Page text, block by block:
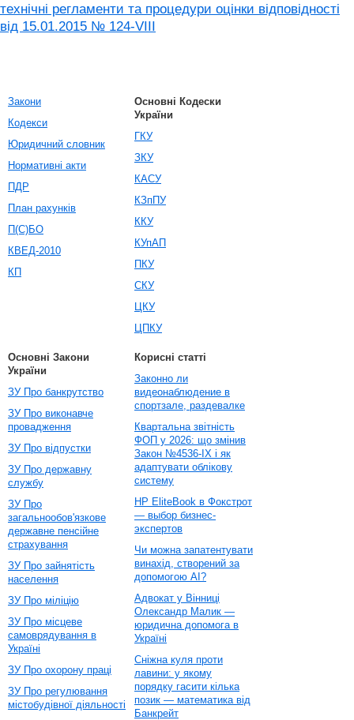
технічні регламенти та процедури оцінки відповідності
від 15.01.2015 № 124-VIII
Закони
Кодекси
Юридичний словник
Нормативні акти
ПДР
План рахунків
П(С)БО
КВЕД-2010
КП
Основні Кодески
України
ГКУ
ЗКУ
КАСУ
КЗпПУ
ККУ
КУпАП
ПКУ
СКУ
ЦКУ
ЦПКУ
Основні Закони
України
ЗУ Про банкрутство
ЗУ Про виконавче
провадження
ЗУ Про відпустки
ЗУ Про державну
службу
ЗУ Про
загальнообов'язкове
державне пенсійне
страхування
ЗУ Про зайнятість
населення
ЗУ Про міліцію
ЗУ Про місцеве
самоврядування в
Україні
ЗУ Про охорону праці
ЗУ Про регулювання
містобудівної діяльності
Корисні статті
Законно ли
видеонаблюдение в
спортзале, раздевалке
Квартальна звітність
ФОП у 2026: що змінив
Закон №4536-IX і як
адаптувати облікову
систему
HP EliteBook в Фокстрот
— выбор бизнес-
экспертов
Чи можна запатентувати
винахід, створений за
допомогою AI?
Адвокат у Вінниці
Олександр Малик —
юридична допомога в
Україні
Сніжна куля проти
лавини: у якому
порядку гасити кілька
позик — математика від
Банкрейт